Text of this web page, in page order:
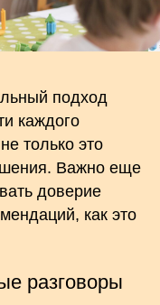
подход
каждого
только это
Важно еще
доверие
как это
разговоры